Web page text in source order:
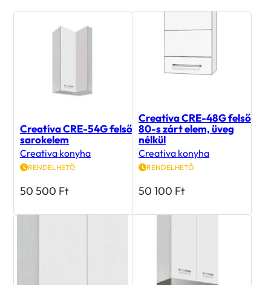
sarokelem
Creativa konyha
RENDELHETŐ
50 500
80-s zárt elem, üveg
nélkül
Creativa konyha
RENDELHETŐ
50 100